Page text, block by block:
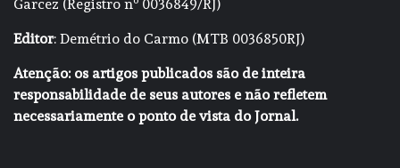
Garcez (Registro nº 0036849/RJ)
Editor: Demétrio do Carmo (MTB 0036850RJ)
Atenção: os artigos publicados são de inteira
responsabilidade de seus autores e não refletem
necessariamente o ponto de vista do Jornal.